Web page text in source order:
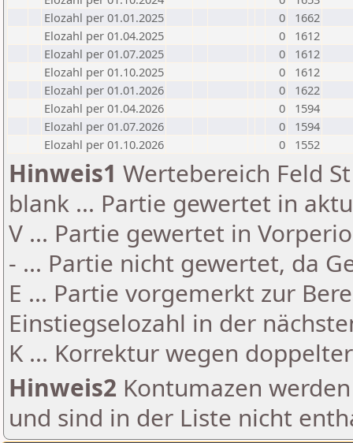
Elozahl per 01.01.2025
0
1662
Elozahl per 01.04.2025
0
1612
Elozahl per 01.07.2025
0
1612
Elozahl per 01.10.2025
0
1612
Elozahl per 01.01.2026
0
1622
Elozahl per 01.04.2026
0
1594
Elozahl per 01.07.2026
0
1594
Elozahl per 01.10.2026
0 1552
Hinweis1 Wertebereich Feld
blank ... Partie gewertet in
V ... Partie gewertet in
- ... Partie nicht gewertet, da
E ... Partie vorgemerkt zur
Einstiegselozahl in der
K ... Korrektur wegen
Hinweis2 Kontumazen
und sind in der Liste nicht